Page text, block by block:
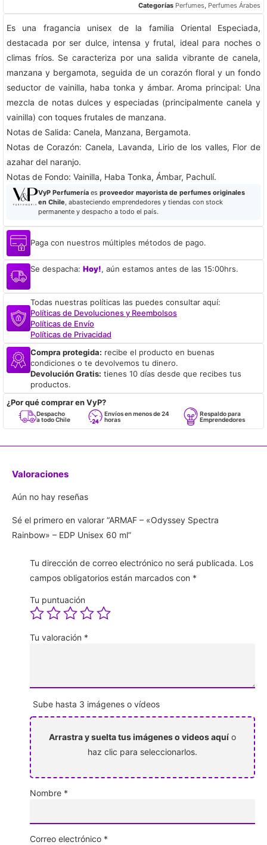
Categorías Perfumes, Perfumes Árabes
Es una fragancia unisex de la familia Oriental Especiada,
destacada por ser dulce, intensa y frutal, ideal para noches o
climas fríos. Se caracteriza por una salida vibrante de canela,
manzana y bergamota, seguida de un corazón floral y un fondo
seductor de vainilla, haba tonka y ámbar. Aroma principal: Una
mezcla de notas dulces y especiadas (principalmente canela y
vainilla) con toques frutales de manzana.
Notas de Salida: Canela, Manzana, Bergamota.
Notas de Corazón: Canela, Lavanda, Lirio de los valles, Flor de
azahar del naranjo.
Notas de Fondo: Vainilla, Haba Tonka, Ámbar, Pachulí.
VyP Perfumeríaes proveedor mayorista de perfumes originales
en Chile, abasteciendo emprendedores y tiendas con stock
permanente y despacho a todo el país.
Paga con nuestros múltiples métodos de pago.
Se despacha: Hoy!, aún estamos antes de las 15:00hrs.
Todas nuestras políticas las puedes consultar aquí:
Políticas de Devoluciones y Reembolsos
Políticas de Envío
Políticas de Privacidad
Compra protegida: recibe el producto en buenas
condiciones o te devolvemos tu dinero.
Devolución Gratis: tienes 10 días desde que recibes tus
productos.
¿Por qué comprar en VyP?
Despacho
a todo Chile
Envíos en menos de 24
horas
Respaldo para
Emprendedores
Valoraciones
Aún no hay reseñas
Sé el primero en valorar “ARMAF – «Odyssey Spectra
Rainbow» – EDP Unisex 60 ml”
Tu dirección de correo electrónico no será publicada. Los
campos obligatorios están marcados con *
Tu puntuación
Tu valoración *
Sube hasta 3 imágenes o vídeos
Arrastra y suelta tus imágenes o videos aquí o
haz clic para seleccionarlos.
Nombre *
Correo electrónico *